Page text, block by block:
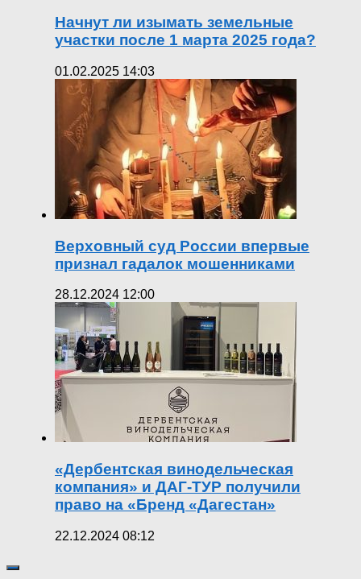
Начнут ли изымать земельные
участки после 1 марта 2025 года?
01.02.2025 14:03
Верховный суд России впервые
признал гадалок мошенниками
28.12.2024 12:00
«Дербентская винодельческая
компания» и ДАГ-ТУР получили
право на «Бренд «Дагестан»
22.12.2024 08:12